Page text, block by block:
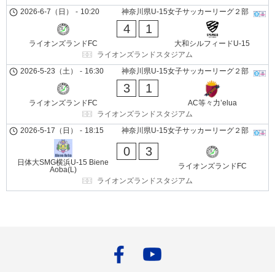
神奈川県U-15女子サッカーリーグ２部
2026-6-7（日） - 10:20
ライオンズランドFC
4 1
大和シルフィードU-15
ライオンズランドスタジアム
神奈川県U-15女子サッカーリーグ２部
2026-5-23（土） - 16:30
ライオンズランドFC
3 1
AC等々力’elua
ライオンズランドスタジアム
神奈川県U-15女子サッカーリーグ２部
2026-5-17（日） - 18:15
日体大SMG横浜U-15 Biene
Aoba(L)
0 3
ライオンズランドFC
ライオンズランドスタジアム